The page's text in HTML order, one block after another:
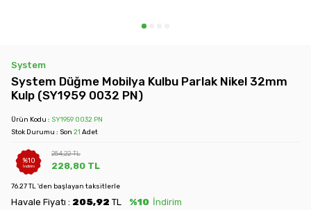
System
System Düğme Mobilya Kulbu Parlak Nikel 32mm
Kulp (SY1959 0032 PN)
Ürün Kodu : SY1959 0032 PN
Stok Durumu : Son 21 Adet
%10
İndirim
254,22TL
228,80 TL
76.27 TL 'den başlayan taksitlerle
Havale Fiyatı : 205,92 TL %10 İndirim